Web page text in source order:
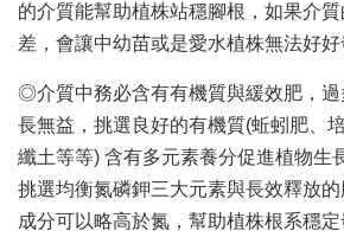
的介質能幫助植株站穩腳根，如果介
差，會讓中幼苗或是愛水植株無法好好
◎介質中務必含有有機質與緩效肥，過
長無益，挑選良好的有機質(蚯蚓肥、
纖土等等) 含有多元素養分促進植物生
挑選均衡氮磷鉀三大元素與長效釋放
成分可以略高於氮，幫助植株根系穩定